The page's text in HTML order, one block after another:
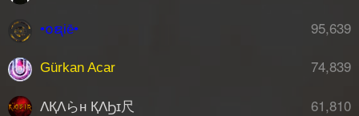
95,639
•໐ຊiē•
74,839
Gürkan Acar
61,810
ΛҚΛらн ҚΛϦɪ尺